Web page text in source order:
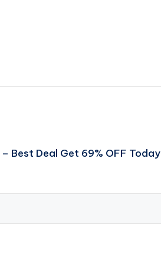
Best Deal Get 69% OFF Today